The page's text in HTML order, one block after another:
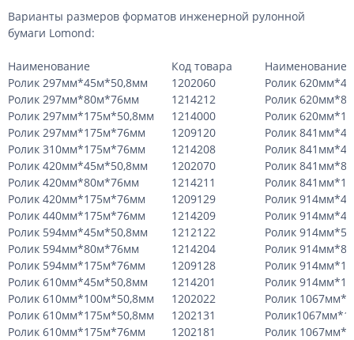
Варианты размеров форматов инженерной рулонной
бумаги Lomond:
Наименование Код товара
Наименование
Ролик 297мм*45м*50,8мм
1202060
Ролик
Ролик 297мм*80м*76мм
1214212
Ролик
Ролик 297мм*175м*50,8мм
1214000
Ролик
Ролик 297мм*175м*76мм
1209120
Ролик
Ролик 310мм*175м*76мм
1214208
Ролик
Ролик 420мм*45м*50,8мм
1202070
Ролик
Ролик 420мм*80м*76мм
1214211
Ролик
Ролик 420мм*175м*76мм
1209129
Ролик
Ролик 440мм*175м*76мм
1214209
Ролик
Ролик 594мм*45м*50,8мм
1212122
Ролик
Ролик 594мм*80м*76мм
1214204
Ролик
Ролик 594мм*175м*76мм
1209128
Ролик
Ролик 610мм*45м*50,8мм
1214201
Ролик
Ролик 610мм*100м*50,8мм
1202022
Ролик
Ролик 610мм*175м*50,8мм
1202131
Ролик 610мм*175м*76мм
1202181 Ролик